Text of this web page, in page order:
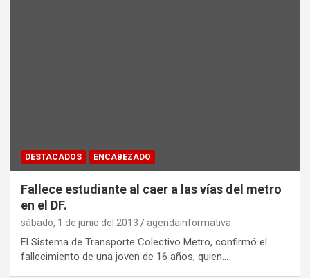
DESTACADOS ENCABEZADO
Fallece estudiante al caer a las vías del metro
en el DF.
sábado, 1 de junio del 2013 agendainformativa
El Sistema de Transporte Colectivo Metro, confirmó el
fallecimiento de una joven de 16 años, quien…